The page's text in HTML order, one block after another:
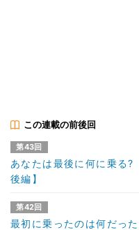
この連載の前後回
第43回
あなたは最後に何に乗る?
後編】
第42回
最初に乗ったのは何だっ